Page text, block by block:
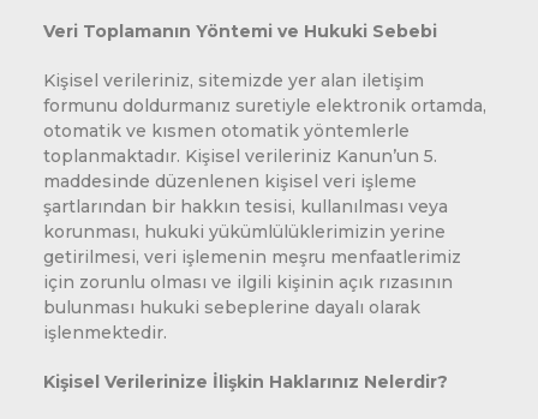
Veri Toplamanın Yöntemi ve Hukuki Sebebi
Kişisel verileriniz, sitemizde yer alan iletişim
formunu doldurmanız suretiyle elektronik ortamda,
otomatik ve kısmen otomatik yöntemlerle
toplanmaktadır. Kişisel verileriniz Kanun’un 5.
maddesinde düzenlenen kişisel veri işleme
şartlarından bir hakkın tesisi, kullanılması veya
korunması, hukuki yükümlülüklerimizin yerine
getirilmesi, veri işlemenin meşru menfaatlerimiz
için zorunlu olması ve ilgili kişinin açık rızasının
bulunması hukuki sebeplerine dayalı olarak
işlenmektedir.
Kişisel Verilerinize İlişkin Haklarınız Nelerdir?